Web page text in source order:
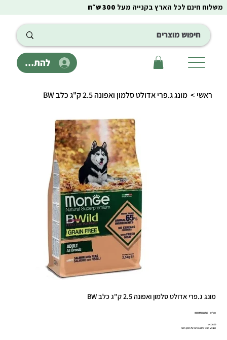
להתחבר
משלוח חינם לכל הארץ בקנייה מעל 300 ש״ח
ראשי > מונג ג.פרי אדולט סלמון ואפונה 2.5 ק"ג כלב BW
מונג ג.פרי אדולט סלמון ואפונה 2.5 ק"ג כלב BW
מק"ט:
מק"ט
8009470011716
מחיר‏120.00 ‏₪
מבצע מונג' 20% הנחה על השק השני